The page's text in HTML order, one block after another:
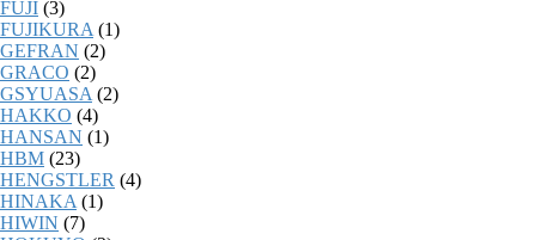
FUJI (3)
FUJIKURA (1)
GEFRAN (2)
GRACO (2)
GSYUASA (2)
HAKKO (4)
HANSAN (1)
HBM (23)
HENGSTLER (4)
HINAKA (1)
HIWIN (7)